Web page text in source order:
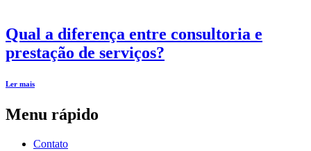
Qual a diferença entre consultoria e
prestação de serviços?
Ler mais
Menu rápido
Contato